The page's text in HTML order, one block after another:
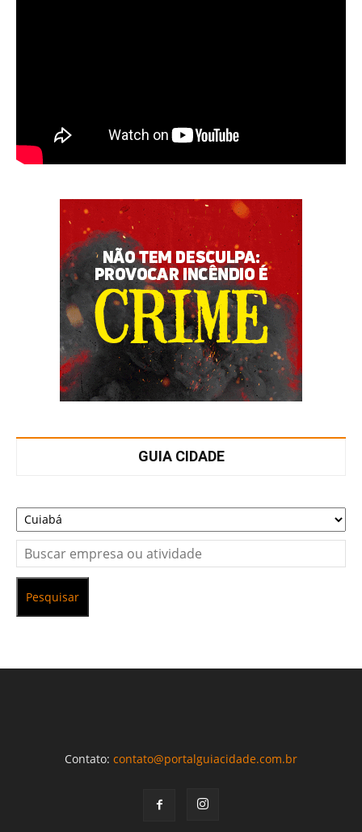
GUIA CIDADE
Pesquisar
Contato: contato@portalguiacidade.com.br